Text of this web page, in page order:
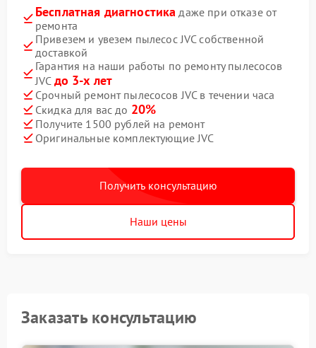
Бесплатная диагностика даже при отказе от
ремонта
Привезем и увезем пылесос JVC собственной
доставкой
Гарантия на наши работы по ремонту пылесосов
JVC до 3-х лет
Срочный ремонт пылесосов JVC в течении часа
Скидка для вас до 20%
Получите 1500 рублей на ремонт
Оригинальные комплектующие JVC
Получить консультацию
Наши цены
Заказать консультацию